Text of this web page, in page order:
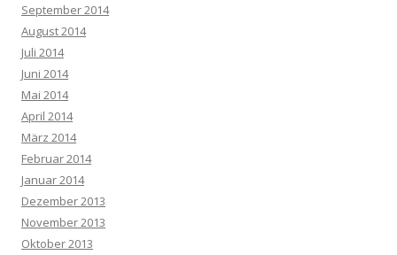
September 2014
August 2014
Juli 2014
Juni 2014
Mai 2014
April 2014
März 2014
Februar 2014
Januar 2014
Dezember 2013
November 2013
Oktober 2013